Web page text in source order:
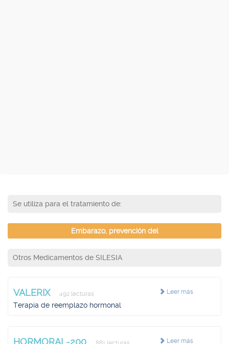
Se utiliza para el tratamiento de:
Embarazo, prevención del
Otros Medicamentos de SILESIA
Leer más
VALERIX 492 lecturas
Terapia de reemplazo hormonal
Leer más
HORMORAL-200